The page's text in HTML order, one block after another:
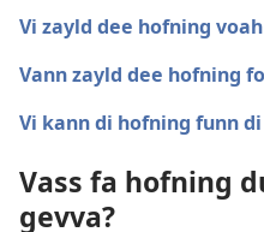
Vi zayld dee hofning
Vann zayld dee hofning
Vi kann di hofning funn
Vass fa hofning
gevva?